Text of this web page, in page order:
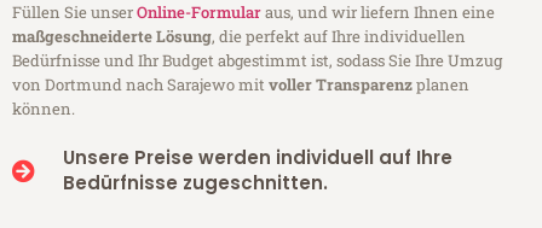
Füllen Sie unserOnline-Formularaus, und wir liefern Ihnen eine
maßgeschneiderte Lösung, die perfekt auf Ihre individuellen
Bedürfnisse und Ihr Budget abgestimmt ist, sodass Sie Ihre Umzug
von Dortmund nach Sarajewo mitvoller Transparenzplanen
können.
Unsere Preise werden individuell auf Ihre
Bedürfnisse zugeschnitten.